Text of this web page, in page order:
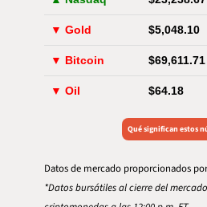
▼ Gold $5,048.10
▼ Bitcoin $69,611.71
▼ Oil $64.18
Qué significan estos
Datos de mercado proporcionados
*Datos bursátiles al cierre del